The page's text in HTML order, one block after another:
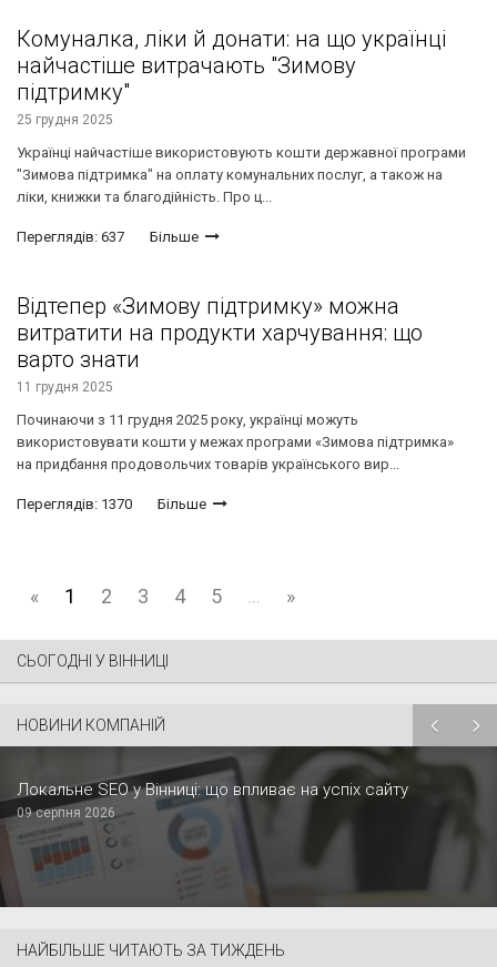
Комуналка, ліки й донати: на що українці
найчастіше витрачають "Зимову
підтримку"
25 грудня 2025
Українці найчастіше використовують кошти державної програми
"Зимова підтримка" на оплату комунальних послуг, а також на
ліки, книжки та благодійність. Про ц...
Переглядів: 637 Більше
Відтепер «Зимову підтримку» можна
витратити на продукти харчування: що
варто знати
11 грудня 2025
Починаючи з 11 грудня 2025 року, українці можуть
використовувати кошти у межах програми «Зимова підтримка»
на придбання продовольчих товарів українського вир...
Переглядів: 1370 Більше
« 1 2 3 4 5 ... »
СЬОГОДНІ У ВІННИЦІ
НОВИНИ КОМПАНІЙ
Локальне SEO у Вінниці: що впливає на успіх сайту
09 серпня 2026
НАЙБІЛЬШЕ ЧИТАЮТЬ ЗА ТИЖДЕНЬ